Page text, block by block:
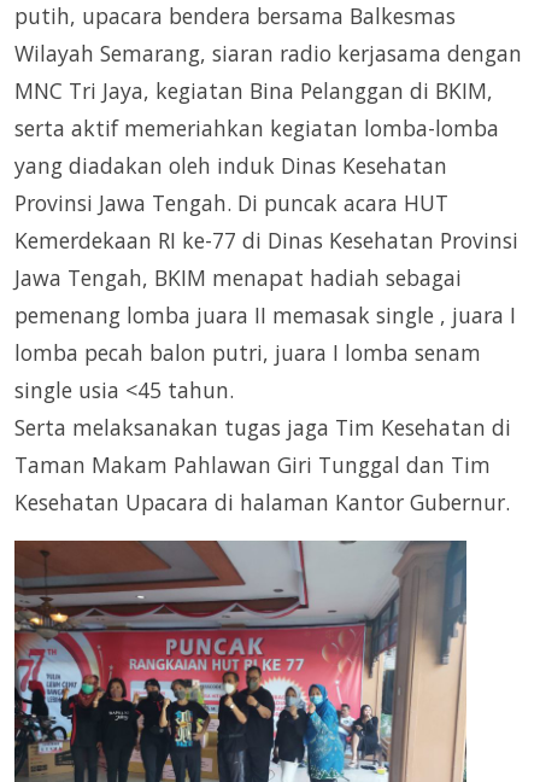
putih, upacara bendera bersama Balkesmas
Wilayah Semarang, siaran radio kerjasama dengan
MNC Tri Jaya, kegiatan Bina Pelanggan di BKIM,
serta aktif memeriahkan kegiatan lomba-lomba
yang diadakan oleh induk Dinas Kesehatan
Provinsi Jawa Tengah. Di puncak acara HUT
Kemerdekaan RI ke-77 di Dinas Kesehatan Provinsi
Jawa Tengah, BKIM menapat hadiah sebagai
pemenang lomba juara II memasak single , juara I
lomba pecah balon putri, juara I lomba senam
single usia <45 tahun.
Serta melaksanakan tugas jaga Tim Kesehatan di
Taman Makam Pahlawan Giri Tunggal dan Tim
Kesehatan Upacara di halaman Kantor Gubernur.